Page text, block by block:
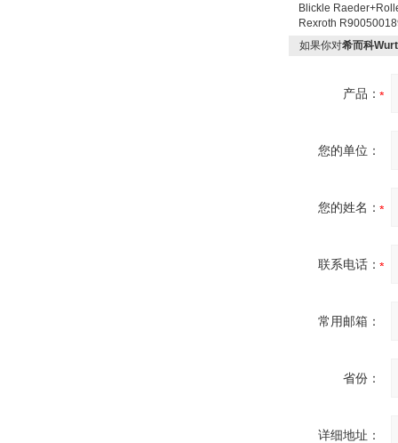
Blickle
Rexroth
如果你对希而科
产品：
您的单位：
您的姓名：
联系电话：
常用邮箱：
省份：
详细地址：